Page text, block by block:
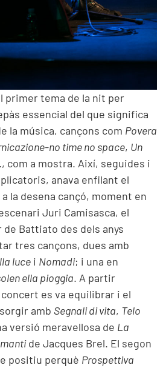
primer tema de la nit per
essencial del que significa
la música, cançons com Povera
no time no space, Un
com a mostra. Així, seguides i
anava enfilant el
la desena cançó, moment en
Juri Camisasca, el
de Battiato des dels anys
tres cançons, dues amb
luce i Nomadi; i una en
ella pioggia. A partir
es va equilibrar i el
amb Segnali di vita, Telo
versió meravellosa de La
de Jacques Brel. El segon
positiu perquè Prospettiva